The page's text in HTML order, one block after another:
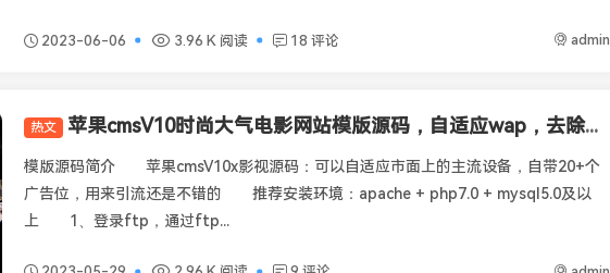
2023-06-06 3.96 K 阅读 18 评论 admin
苹果CMS模板
热文 苹果cmsV10时尚大气电影网站模版源码，自适应wap，去除授权
模版源码简介 苹果cmsV10x影视源码：可以自适应市面上的主流设备，自带20+个
广告位，用来引流还是不错的 推荐安装环境：apache + php7.0 + mysql5.0及以
上 1、登录ftp，通过ftp...